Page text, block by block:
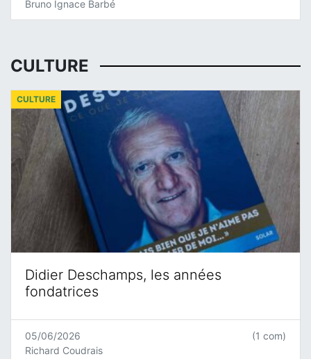
Bruno Ignace Barbé
CULTURE
Didier Deschamps, les années
fondatrices
CULTURE
05/06/2026
Richard Coudrais
(1 com)